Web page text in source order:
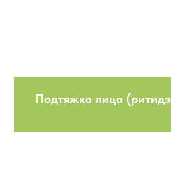
Подтяжка лица